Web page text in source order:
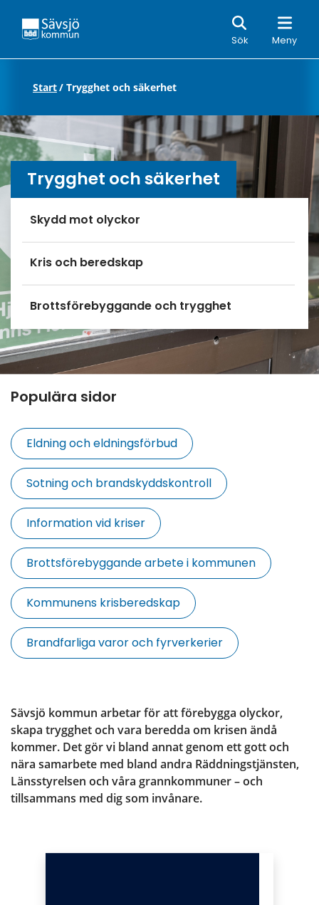
Sök Meny
Sök
Start/ Trygghet och säkerhet
Trygghet och säkerhet
Skydd mot olyckor
Kris och beredskap
Brottsförebyggande och trygghet
Populära sidor
Eldning och eldningsförbud
Sotning och brandskyddskontroll
Information vid kriser
Brottsförebyggande arbete i kommunen
Kommunens krisberedskap
Brandfarliga varor och fyrverkerier
Sävsjö kommun arbetar för att förebygga olyckor,
skapa trygghet och vara beredda om krisen ändå
kommer. Det gör vi bland annat genom ett gott och
nära samarbete med bland andra Räddningstjänsten,
Länsstyrelsen och våra grannkommuner – och
tillsammans med dig som invånare.
Puffar